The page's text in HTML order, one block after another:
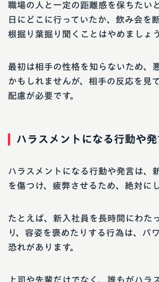
職場の人と一定の距離感を保ちたい
日にどこに行っていたか、飲み会を
根掘り葉掘り聞くことはやめましょう
最初は相手の性格を知らないため、
かもしれませんが、相手の反応を見
配慮が必要です。
ハラスメントになる行動や
ハラスメントになる行動や発言は、
を傷つけ、疲弊させるため、絶対に
たとえば、新入社員を長時間にわた
り、容姿を褒めたりする行為は、パ
恐れがあります。
上司や先輩だけでなく、誰もがハラ